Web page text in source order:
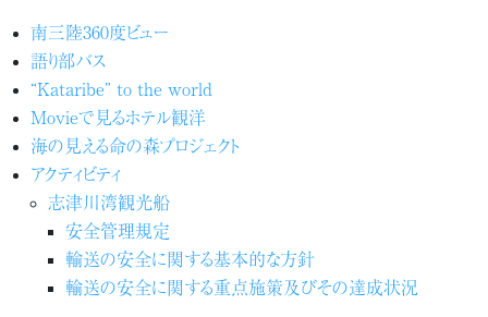
南三陸360度ビュー
語り部バス
“Kataribe” to the world
Movieで見るホテル観洋
海の見える命の森プロジェクト
アクティビティ
志津川湾観光船
安全管理規定
輸送の安全に関する基本的な方針
輸送の安全に関する重点施策及びその達成状況